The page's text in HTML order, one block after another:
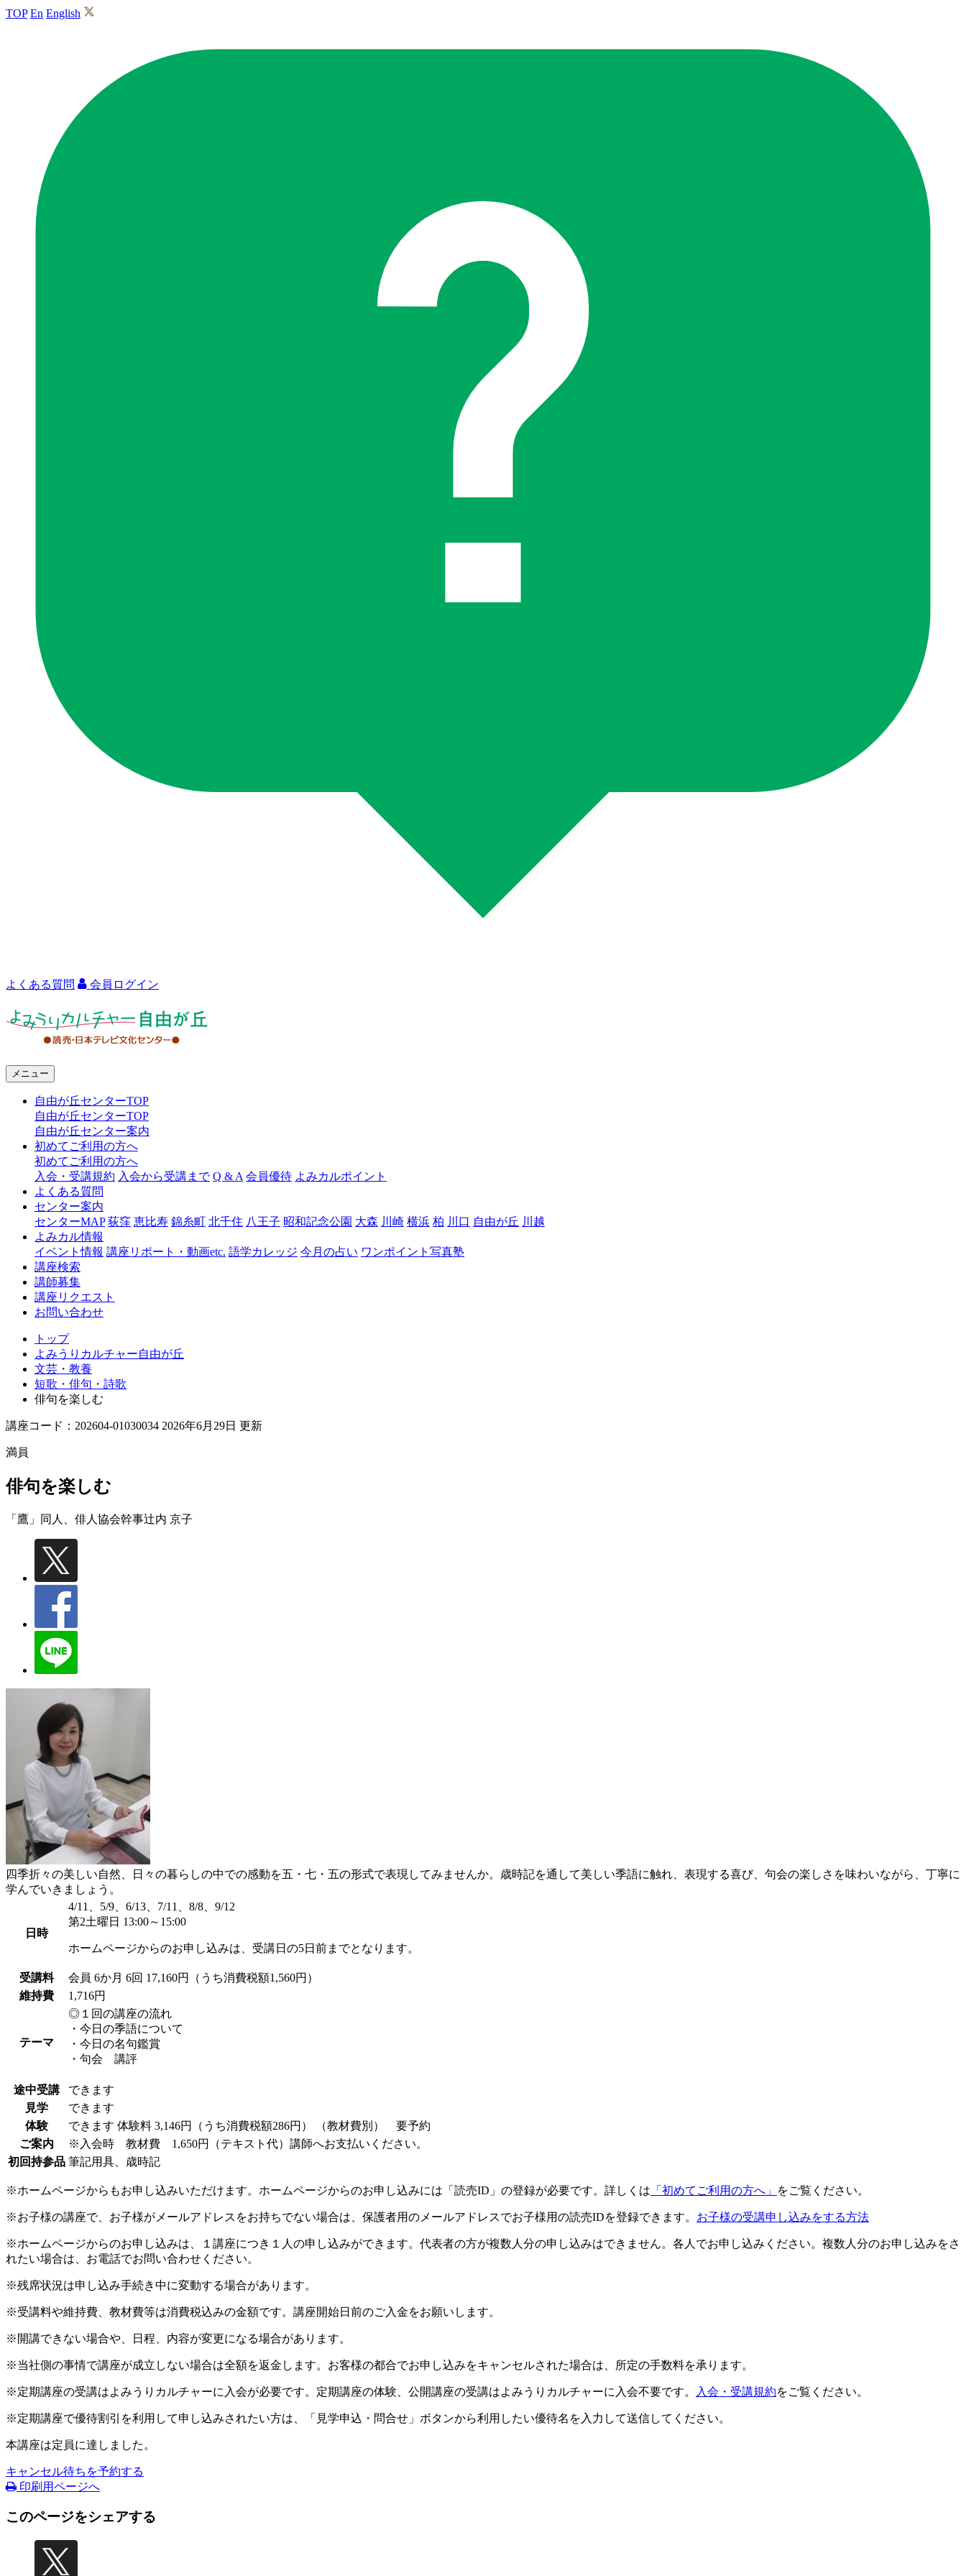
TOP En English
よくある質問 会員ログイン
ャ
自
由
メニュー
自由が丘センターTOP
自由が丘センターTOP
自由が丘センター案内
初めてご利用の方へ
初めてご利用の方へ
入会・受講規約 入会から受講まで Q & A 会員優待 よみカルポイント
よくある質問
センター案内
センターMAP 荻窪 恵比寿 錦糸町 北千住 八王子 昭和記念公園 大森 川崎 横浜 柏 川口 自由が丘 川越
よみカル情報
イベント情報 講座リポート・動画etc. 語学カレッジ 今月の占い ワンポイント写真塾
講座検索
講師募集
講座リクエスト
お問い合わせ
トップ
よみうりカルチャー自由が丘
文芸・教養
短歌・俳句・詩歌
俳句を楽しむ
講座コード：202604-01030034 2026年6月29日 更新
満員
俳句を楽しむ
「鷹」同人、俳人協会幹事辻内 京子
四季折々の美しい自然、日々の暮らしの中での感動を五・七・五の形式で表現してみませんか。歳時記を通して美しい季語に触れ、表現する喜び、句会の楽しさを味わいながら、丁寧に
学んでいきましょう。
日時
4/11、5/9、6/13、7/11、8/8、9/12
第2土曜日 13:00～15:00
ホームページからのお申し込みは、受講日の5日前までとなります。
受講料 会員 6か月 6回 17,160円（うち消費税額1,560円）
維持費
1,716円
テーマ
◎１回の講座の流れ
・今日の季語について
・今日の名句鑑賞
・句会 講評
途中受講
できます
見学
できます
体験
できます 体験料 3,146円（うち消費税額286円）
（教材費別） 要予約
ご案内
※入会時 教材費 1,650円（テキスト代）講師へお支払いください。
初回持参品 筆記用具、歳時記
※ホームページからもお申し込みいただけます。ホームページからのお申し込みには「読売ID」の登録が必要です。詳しくは 「初めてご利用の方へ」 をご覧ください。
※お子様の講座で、お子様がメールアドレスをお持ちでない場合は、保護者用のメールアドレスでお子様用の読売IDを登録できます。 お子様の受講申し込みをする方法
※ホームページからのお申し込みは、１講座につき１人の申し込みができます。代表者の方が複数人分の申し込みはできません。各人でお申し込みください。複数人分のお申し込みをさ
れたい場合は、お電話でお問い合わせください。
※残席状況は申し込み手続き中に変動する場合があります。
※受講料や維持費、教材費等は消費税込みの金額です。講座開始日前のご入金をお願いします。
※開講できない場合や、日程、内容が変更になる場合があります。
※当社側の事情で講座が成立しない場合は全額を返金します。お客様の都合でお申し込みをキャンセルされた場合は、所定の手数料を承ります。
※定期講座の受講はよみうりカルチャーに入会が必要です。定期講座の体験、公開講座の受講はよみうりカルチャーに入会不要です。 入会・受講規約をご覧ください。
※定期講座で優待割引を利用して申し込みされたい方は、「見学申込・問合せ」ボタンから利用したい優待名を入力して送信してください。
本講座は定員に達しました。
キャンセル待ちを予約する
印刷用ページへ
このページをシェアする